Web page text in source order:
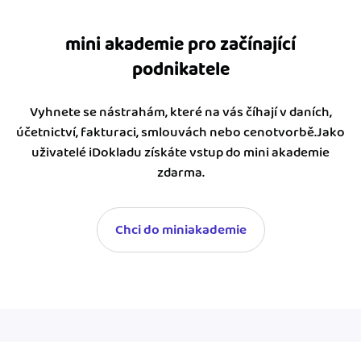
mini akademie pro začínající
podnikatele
Vyhnete se nástrahám, které na vás číhají v daních,
účetnictví, fakturaci, smlouvách nebo cenotvorbě.Jako
uživatelé iDokladu získáte vstup do mini akademie
zdarma.
Chci do miniakademie